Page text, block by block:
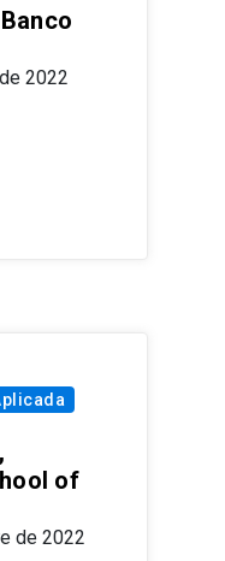
2022
of
de 2022